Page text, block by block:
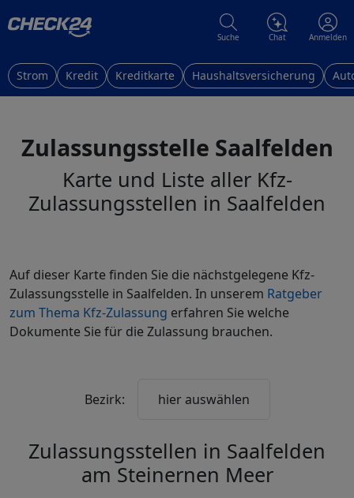
Suche Chat Anmelden
Strom Kredit Kreditkarte Haushaltsversicherung
Zulassungsstelle Saalfelden
Karte und Liste aller Kfz-
Zulassungsstellen in Saalfelden
Auf dieser Karte finden Sie die nächstgelegene Kfz-
Zulassungsstelle in Saalfelden. In unserem Ratgeber
zum Thema Kfz-Zulassung erfahren Sie welche
Dokumente Sie für die Zulassung brauchen.
Bezirk: hier auswählen
Zulassungsstellen in Saalfelden
am Steinernen Meer